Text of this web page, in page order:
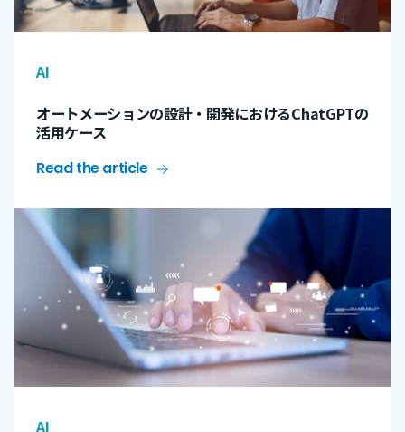
AI
オートメーションの設計・開発におけるChatGPTの
活用ケース
Read the article
AI